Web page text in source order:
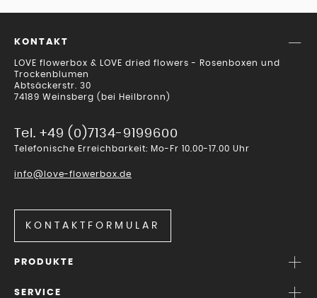
KONTAKT
LOVE flowerbox & LOVE dried flowers - Rosenboxen und
Trockenblumen
Abtsäckerstr. 30
74189 Weinsberg (bei Heilbronn)
Tel. +49 (0)7134-9199600
Telefonische Erreichbarkeit: Mo-Fr 10.00-17.00 Uhr
info@love-flowerbox.de
KONTAKTFORMULAR
PRODUKTE
SERVICE